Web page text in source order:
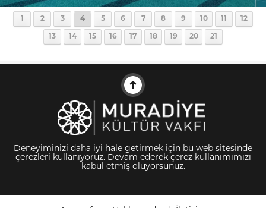
1 2 3 4 5 6 7 8 9 10 11 12
13 14 15 16 17 18 19 20 21
Deneyiminizi daha iyi hale getirmek için bu web sitesinde
çerezleri kullanıyoruz. Devam ederek çerez kullanımımızı
kabul etmiş oluyorsunuz.